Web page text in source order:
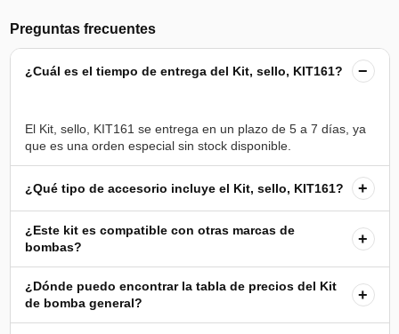
Preguntas frecuentes
¿Cuál es el tiempo de entrega del Kit, sello, KIT161? −
El Kit, sello, KIT161 se entrega en un plazo de 5 a 7 días, ya
¿Qué tipo de accesorio incluye el Kit, sello, KIT161? +
¿Este kit es compatible con otras marcas de
bombas?
+
¿Dónde puedo encontrar la tabla de precios del Kit
de bomba general?
+